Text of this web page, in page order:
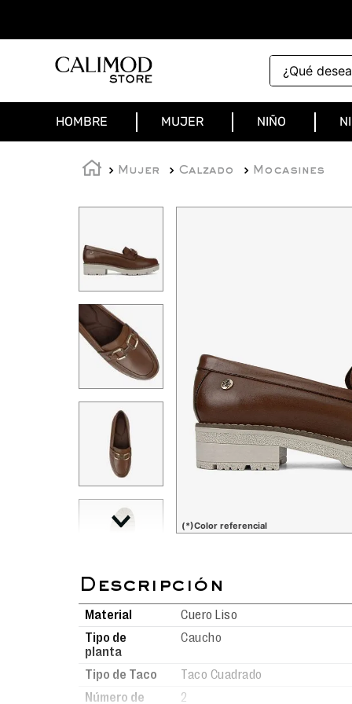
¿Qué deseas
HOMBRE MUJER NIÑO
Mujer Calzado Mocasines
(*)Color referencial
Material
Cuero Liso
Tipo de
planta
Caucho
Tipo de Taco
Taco Cuadrado
Número de
2